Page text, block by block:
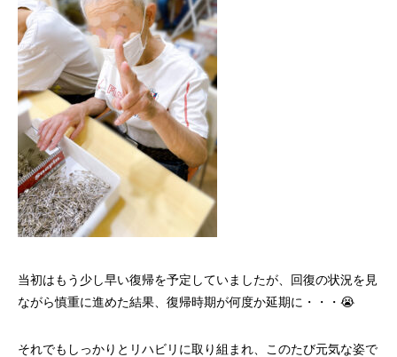
当初はもう少し早い復帰を予定していましたが、回復の状況を見
ながら慎重に進めた結果、復帰時期が何度か延期に・・・😭
それでもしっかりとリハビリに取り組まれ、このたび元気な姿で